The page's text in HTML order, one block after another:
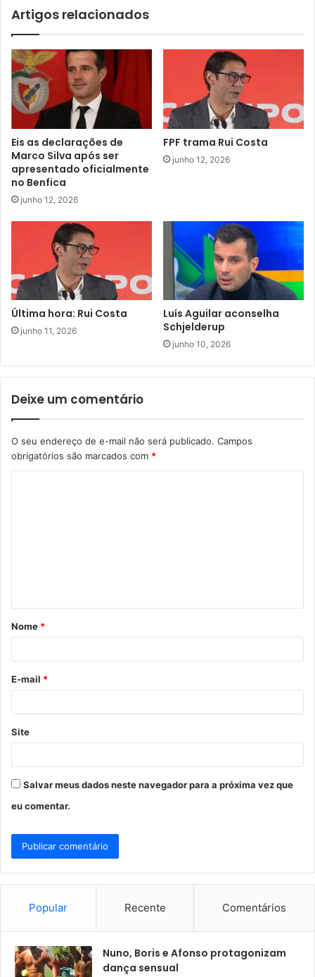
Artigos relacionados
Eis as declarações de
Marco Silva após ser
apresentado oficialmente
no Benfica
junho 12, 2026
FPF trama Rui Costa
junho 12, 2026
Última hora: Rui Costa
junho 11, 2026
Luís Aguilar aconselha
Schjelderup
junho 10, 2026
Deixe um comentário
O seu endereço de e-mail não será publicado. Campos
obrigatórios são marcados com *
á
r
*
Nome *
E-mail *
Site
Salvar meus dados neste navegador para a próxima vez que
eu comentar.
Popular Recente Comentários
Nuno, Boris e Afonso protagonizam
dança sensual